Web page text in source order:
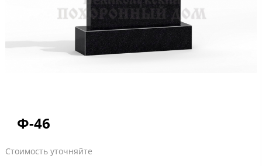
Ф-46
Стоимость уточняйте